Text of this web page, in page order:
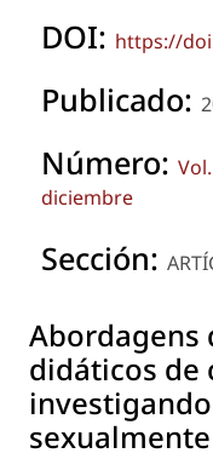
DOI: https://
Publicado:
Número:
diciembre
Sección:
Abordagens
didáticos de